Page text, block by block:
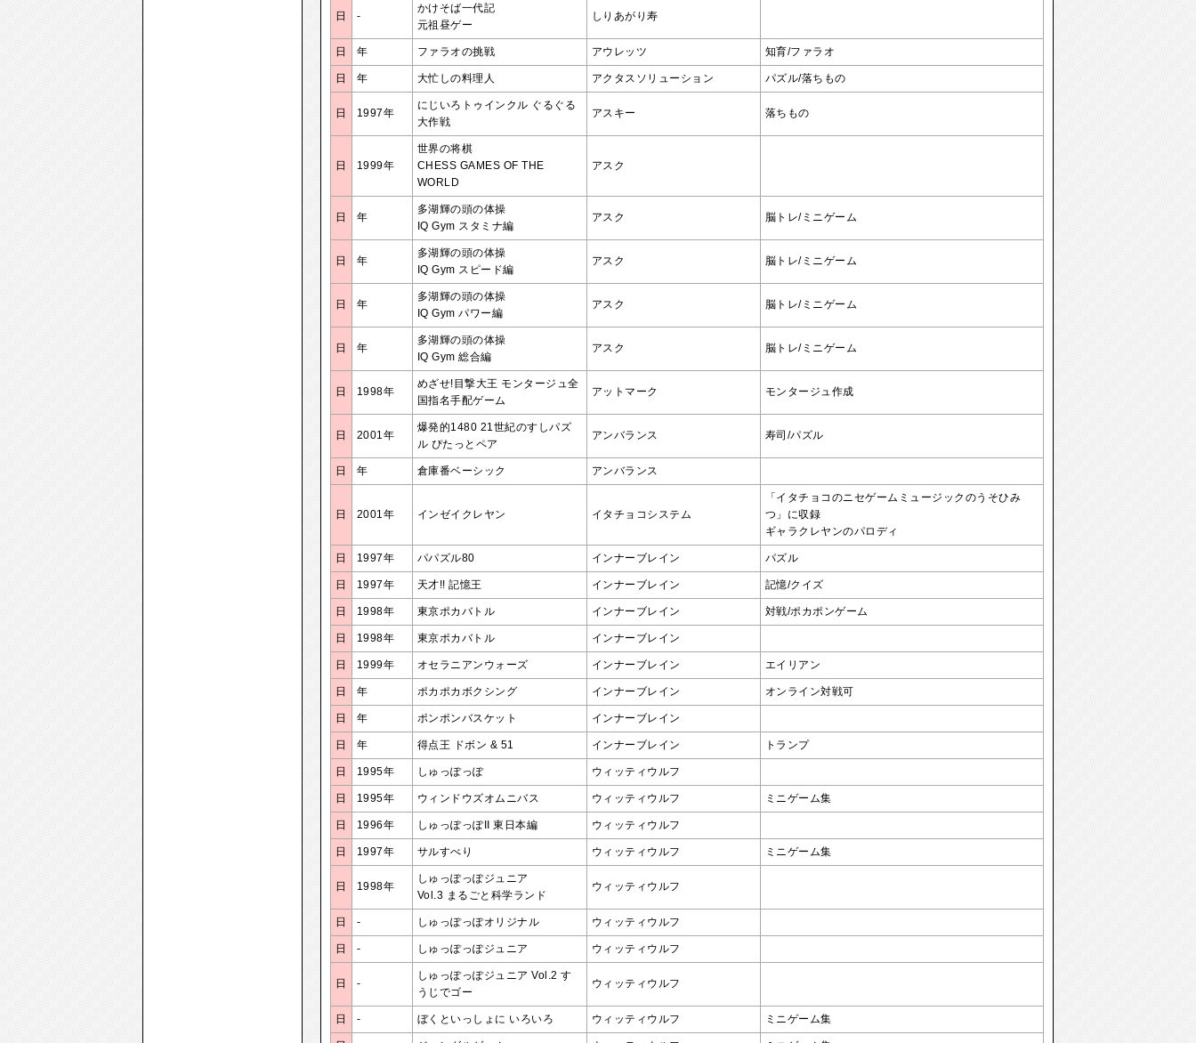
日 -
かけそば一代記
元祖昼ゲー
しりあがり寿
日 年 ファラオの挑戦 アウレッツ 知育/ファラオ
日 年 大忙しの料理人 アクタスソリューション パズル/落ちもの
日 1997年
にじいろトゥインクル ぐるぐる
大作戦
アスキー 落ちもの
日 1999年
世界の将棋
CHESS GAMES OF THE
WORLD
アスク
日 年
多湖輝の頭の体操
IQ Gym スタミナ編
アスク 脳トレ/ミニゲーム
日 年
多湖輝の頭の体操
IQ Gym スピード編
アスク 脳トレ/ミニゲーム
日 年
多湖輝の頭の体操
IQ Gym パワー編
アスク 脳トレ/ミニゲーム
日 年
多湖輝の頭の体操
IQ Gym 総合編
アスク 脳トレ/ミニゲーム
日 1998年
めざせ!目撃大王 モンタージュ全
国指名手配ゲーム
アットマーク モンタージュ作成
日 2001年
爆発的1480 21世紀のすしパズ
ル ぴたっとペア
アンバランス 寿司/パズル
日 年 倉庫番ベーシック アンバランス
日 2001年 インゼイクレヤン イタチョコシステム
「イタチョコのニセゲームミュージックのうそひみ
つ」に収録
ギャラクレヤンのパロディ
日 1997年 パパズル80 インナーブレイン パズル
日 1997年 天才!! 記憶王 インナーブレイン 記憶/クイズ
日 1998年 東京ポカバトル インナーブレイン 対戦/ポカポンゲーム
日 1998年 東京ポカバトル インナーブレイン
日 1999年 オセラニアンウォーズ インナーブレイン エイリアン
日 年 ポカポカボクシング インナーブレイン オンライン対戦可
日 年 ポンポンバスケット インナーブレイン
日 年 得点王 ドボン & 51 インナーブレイン トランプ
日 1995年 しゅっぽっぽ ウィッティウルフ
日 1995年 ウィンドウズオムニバス ウィッティウルフ ミニゲーム集
日 1996年 しゅっぽっぽII 東日本編 ウィッティウルフ
日 1997年 サルすべり ウィッティウルフ ミニゲーム集
日 1998年
しゅっぽっぽジュニア
Vol.3 まるごと科学ランド
ウィッティウルフ
日 - しゅっぽっぽオリジナル ウィッティウルフ
日 - しゅっぽっぽジュニア ウィッティウルフ
日 -
しゅっぽっぽジュニア Vol.2 す
うじでゴー
ウィッティウルフ
日 - ぼくといっしょに いろいろ ウィッティウルフ ミニゲーム集